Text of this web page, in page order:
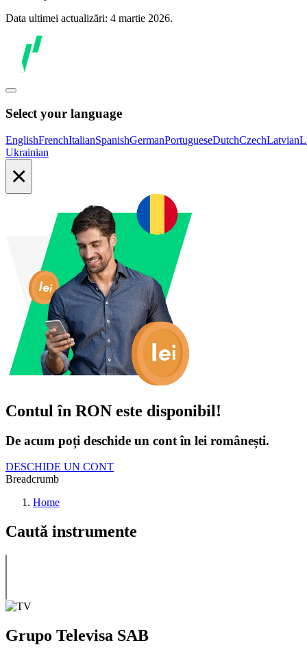
Data ultimei actualizări: 4 martie 2026.
Select your language
EnglishFrenchItalianSpanishGermanPortugueseDutchCzechLatvian
Ukrainian
×
Contul în RON este disponibil!
De acum poți deschide un cont în lei românești.
DESCHIDE UN CONT
Breadcrumb
Home
Caută instrumente
Grupo Televisa SAB